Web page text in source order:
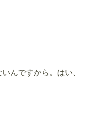
んですから。はい、